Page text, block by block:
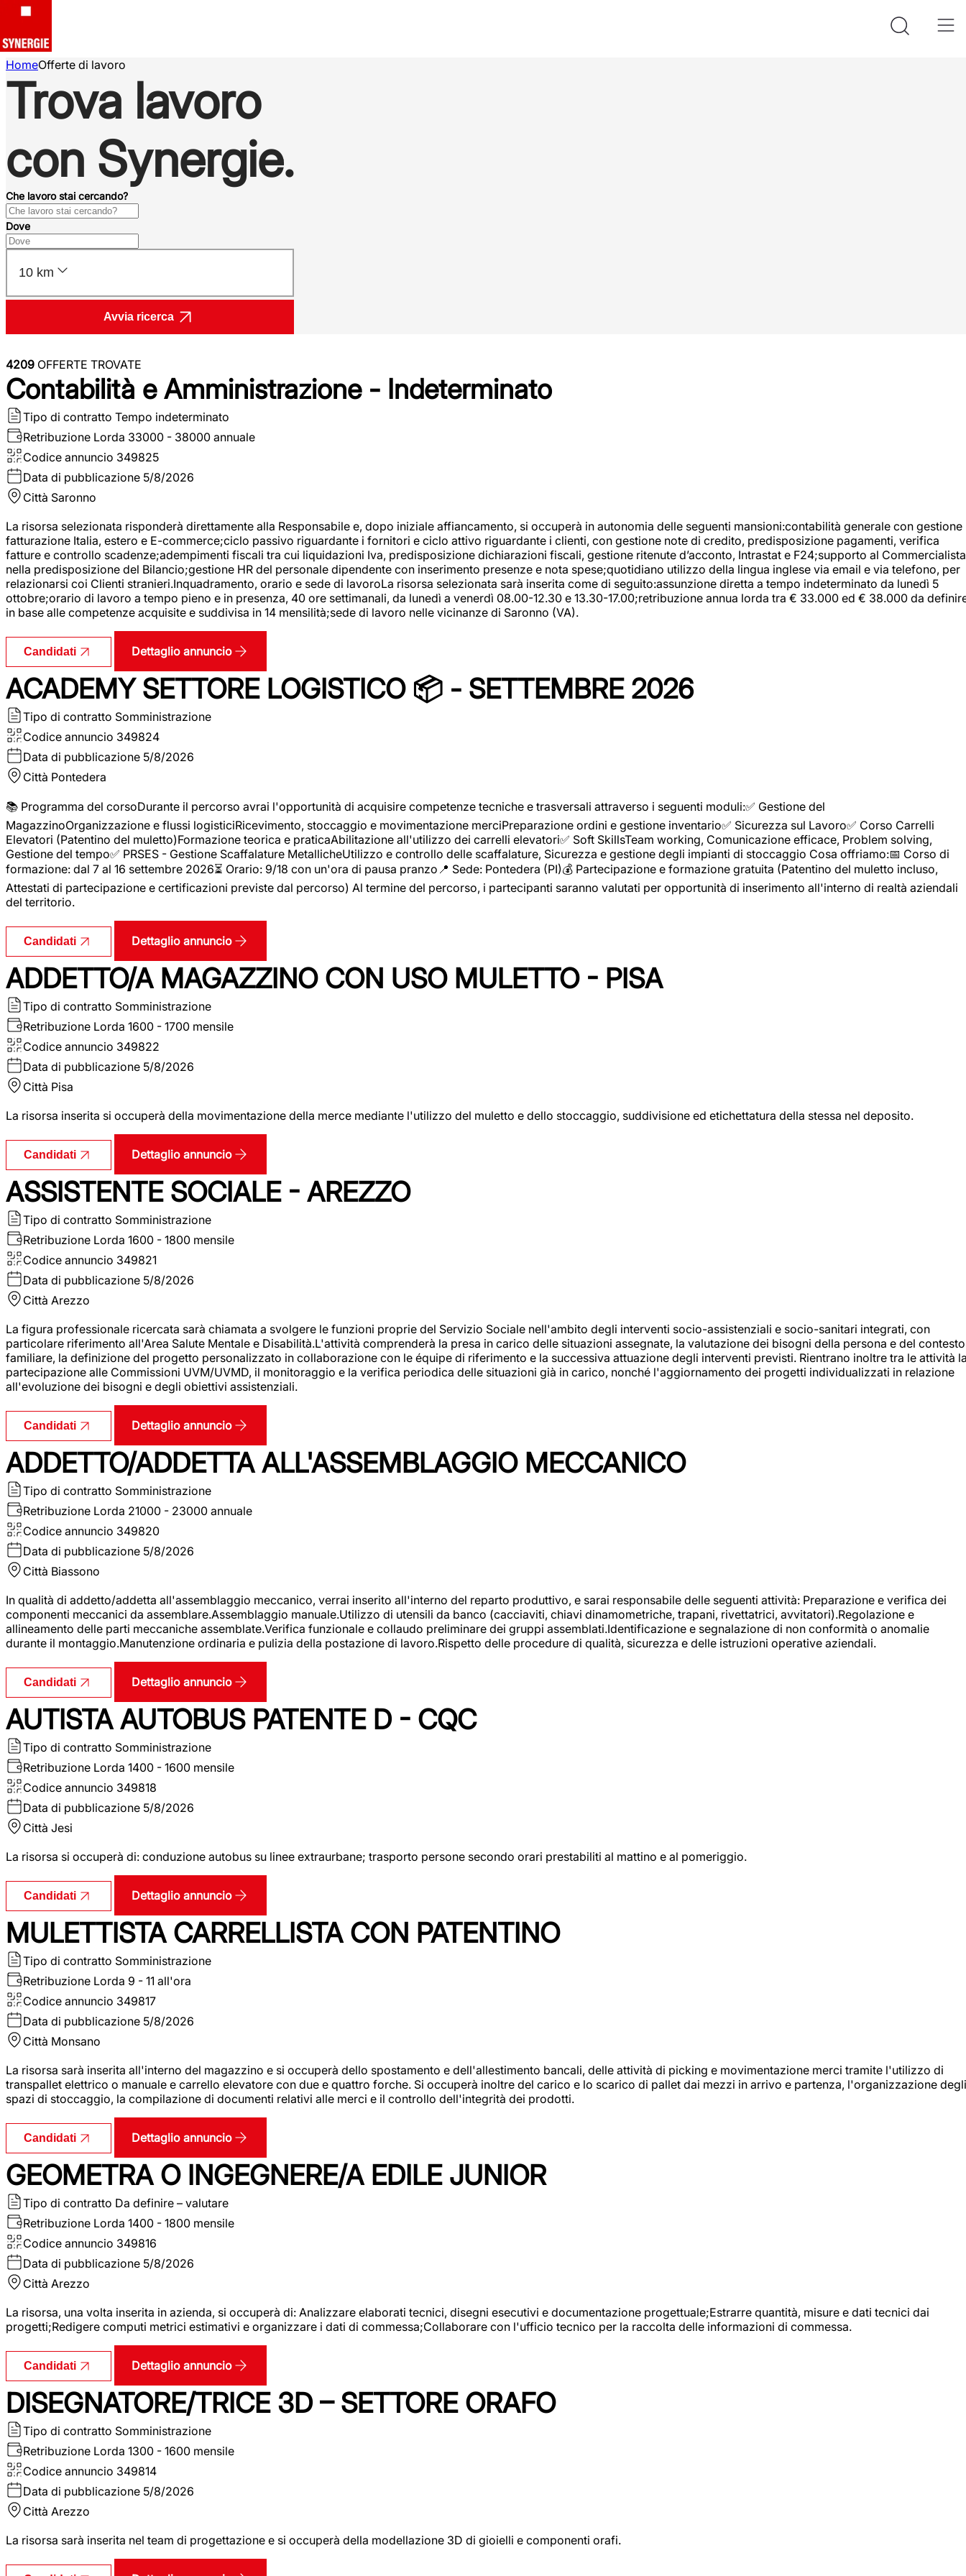
HomeOfferte di lavoro
Trova lavoro
con Synergie.
Che lavoro stai cercando?
Dove
10 km
Avvia ricerca
4209 OFFERTE TROVATE
Contabilità e Amministrazione - Indeterminato
Tipo di contratto Tempo indeterminato
Retribuzione Lorda 33000 - 38000 annuale
Codice annuncio 349825
Data di pubblicazione 5/8/2026
Città Saronno
La risorsa selezionata risponderà direttamente alla Responsabile e, dopo iniziale affiancamento, si occuperà in autonomia delle seguenti mansioni:contabilità generale con gestione
fatturazione Italia, estero e E-commerce;ciclo passivo riguardante i fornitori e ciclo attivo riguardante i clienti, con gestione note di credito, predisposizione pagamenti, verifica
fatture e controllo scadenze;adempimenti fiscali tra cui liquidazioni Iva, predisposizione dichiarazioni fiscali, gestione ritenute d’acconto, Intrastat e F24;supporto al Commercialista
nella predisposizione del Bilancio;gestione HR del personale dipendente con inserimento presenze e nota spese;quotidiano utilizzo della lingua inglese via email e via telefono, per
relazionarsi coi Clienti stranieri.Inquadramento, orario e sede di lavoroLa risorsa selezionata sarà inserita come di seguito:assunzione diretta a tempo indeterminato da lunedì 5
ottobre;orario di lavoro a tempo pieno e in presenza, 40 ore settimanali, da lunedì a venerdì 08.00-12.30 e 13.30-17.00;retribuzione annua lorda tra € 33.000 ed € 38.000 da
in base alle competenze acquisite e suddivisa in 14 mensilità;sede di lavoro nelle vicinanze di Saronno (VA).
Candidati Dettaglio annuncio
ACADEMY SETTORE LOGISTICO 📦 - SETTEMBRE 2026
Tipo di contratto Somministrazione
Codice annuncio 349824
Data di pubblicazione 5/8/2026
Città Pontedera
📚 Programma del corsoDurante il percorso avrai l'opportunità di acquisire competenze tecniche e trasversali attraverso i seguenti moduli:✅ Gestione del
MagazzinoOrganizzazione e flussi logisticiRicevimento, stoccaggio e movimentazione merciPreparazione ordini e gestione inventario✅ Sicurezza sul Lavoro✅ Corso Carrelli
Elevatori (Patentino del muletto)Formazione teorica e praticaAbilitazione all'utilizzo dei carrelli elevatori✅ Soft SkillsTeam working, Comunicazione efficace, Problem solving,
Gestione del tempo✅ PRSES - Gestione Scaffalature MetallicheUtilizzo e controllo delle scaffalature, Sicurezza e gestione degli impianti di stoccaggio Cosa offriamo:📅 Corso di
formazione: dal 7 al 16 settembre 2026⏳ Orario: 9/18 con un'ora di pausa pranzo📍 Sede: Pontedera (PI)💰 Partecipazione e formazione gratuita (Patentino del muletto incluso,
Attestati di partecipazione e certificazioni previste dal percorso) Al termine del percorso, i partecipanti saranno valutati per opportunità di inserimento all'interno di realtà aziendali
del territorio.
Candidati Dettaglio annuncio
ADDETTO/A MAGAZZINO CON USO MULETTO - PISA
Tipo di contratto Somministrazione
Retribuzione Lorda 1600 - 1700 mensile
Codice annuncio 349822
Data di pubblicazione 5/8/2026
Città Pisa
La risorsa inserita si occuperà della movimentazione della merce mediante l'utilizzo del muletto e dello stoccaggio, suddivisione ed etichettatura della stessa nel deposito.
Candidati Dettaglio annuncio
ASSISTENTE SOCIALE - AREZZO
Tipo di contratto Somministrazione
Retribuzione Lorda 1600 - 1800 mensile
Codice annuncio 349821
Data di pubblicazione 5/8/2026
Città Arezzo
La figura professionale ricercata sarà chiamata a svolgere le funzioni proprie del Servizio Sociale nell'ambito degli interventi socio-assistenziali e socio-sanitari integrati, con
particolare riferimento all'Area Salute Mentale e Disabilità.L'attività comprenderà la presa in carico delle situazioni assegnate, la valutazione dei bisogni della persona e del contesto
familiare, la definizione del progetto personalizzato in collaborazione con le équipe di riferimento e la successiva attuazione degli interventi previsti. Rientrano inoltre tra le attività
partecipazione alle Commissioni UVM/UVMD, il monitoraggio e la verifica periodica delle situazioni già in carico, nonché l'aggiornamento dei progetti individualizzati in relazione
all'evoluzione dei bisogni e degli obiettivi assistenziali.
Candidati Dettaglio annuncio
ADDETTO/ADDETTA ALL'ASSEMBLAGGIO MECCANICO
Tipo di contratto Somministrazione
Retribuzione Lorda 21000 - 23000 annuale
Codice annuncio 349820
Data di pubblicazione 5/8/2026
Città Biassono
In qualità di addetto/addetta all'assemblaggio meccanico, verrai inserito all'interno del reparto produttivo, e sarai responsabile delle seguenti attività: Preparazione e verifica dei
componenti meccanici da assemblare.Assemblaggio manuale.Utilizzo di utensili da banco (cacciaviti, chiavi dinamometriche, trapani, rivettatrici, avvitatori).Regolazione e
allineamento delle parti meccaniche assemblate.Verifica funzionale e collaudo preliminare dei gruppi assemblati.Identificazione e segnalazione di non conformità o anomalie
durante il montaggio.Manutenzione ordinaria e pulizia della postazione di lavoro.Rispetto delle procedure di qualità, sicurezza e delle istruzioni operative aziendali.
Candidati Dettaglio annuncio
AUTISTA AUTOBUS PATENTE D - CQC
Tipo di contratto Somministrazione
Retribuzione Lorda 1400 - 1600 mensile
Codice annuncio 349818
Data di pubblicazione 5/8/2026
Città Jesi
La risorsa si occuperà di: conduzione autobus su linee extraurbane; trasporto persone secondo orari prestabiliti al mattino e al pomeriggio.
Candidati Dettaglio annuncio
MULETTISTA CARRELLISTA CON PATENTINO
Tipo di contratto Somministrazione
Retribuzione Lorda 9 - 11 all'ora
Codice annuncio 349817
Data di pubblicazione 5/8/2026
Città Monsano
La risorsa sarà inserita all'interno del magazzino e si occuperà dello spostamento e dell'allestimento bancali, delle attività di picking e movimentazione merci tramite l'utilizzo di
transpallet elettrico o manuale e carrello elevatore con due e quattro forche. Si occuperà inoltre del carico e lo scarico di pallet dai mezzi in arrivo e partenza, l'organizzazione degli
spazi di stoccaggio, la compilazione di documenti relativi alle merci e il controllo dell'integrità dei prodotti.
Candidati Dettaglio annuncio
GEOMETRA O INGEGNERE/A EDILE JUNIOR
Tipo di contratto Da definire – valutare
Retribuzione Lorda 1400 - 1800 mensile
Codice annuncio 349816
Data di pubblicazione 5/8/2026
Città Arezzo
La risorsa, una volta inserita in azienda, si occuperà di: Analizzare elaborati tecnici, disegni esecutivi e documentazione progettuale;Estrarre quantità, misure e dati tecnici dai
progetti;Redigere computi metrici estimativi e organizzare i dati di commessa;Collaborare con l'ufficio tecnico per la raccolta delle informazioni di commessa.
Candidati Dettaglio annuncio
DISEGNATORE/TRICE 3D – SETTORE ORAFO
Tipo di contratto Somministrazione
Retribuzione Lorda 1300 - 1600 mensile
Codice annuncio 349814
Data di pubblicazione 5/8/2026
Città Arezzo
La risorsa sarà inserita nel team di progettazione e si occuperà della modellazione 3D di gioielli e componenti orafi.